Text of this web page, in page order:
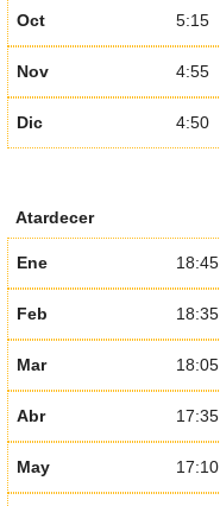
Oct 5:15
Nov 4:55
Dic 4:50
Atardecer
Ene 18:45
Feb 18:35
Mar 18:05
Abr 17:35
May 17:10